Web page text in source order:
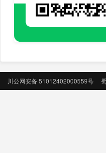
川公网安备 51012402000559号